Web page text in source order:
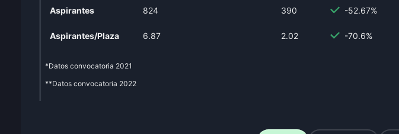
Aspirantes 824
Aspirantes/Plaza 6.87
390 -52.67%
2.02 -70.6%
*Datos convocatoria 2021
**Datos convocatoria 2022